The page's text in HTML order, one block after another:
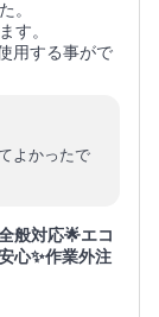
。
す。
用する事がで
よかったで
般対応🌟エコ
心✨作業外注